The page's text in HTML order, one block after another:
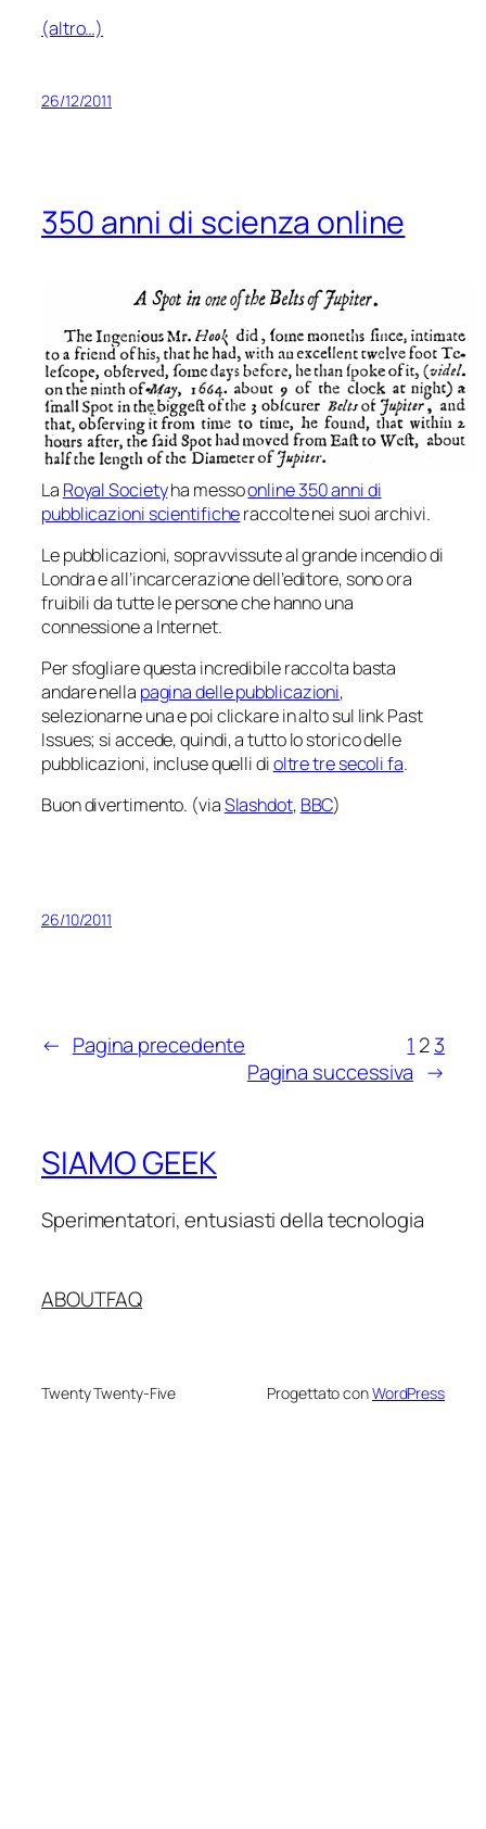
(altro…)
26/12/2011
350 anni di scienza online
La Royal Societyha messoonline 350 anni di
pubblicazioni scientificheraccolte nei suoi archivi.
Le pubblicazioni, sopravvissute al grande incendio di
Londra e all’incarcerazione dell’editore, sono ora
fruibili da tutte le persone che hanno una
connessione a Internet.
Per sfogliare questa incredibile raccolta basta
andare nella pagina delle pubblicazioni,
selezionarne una e poi clickare in alto sul linkPast
Issues; si accede, quindi, a tutto lo storico delle
pubblicazioni, incluse quelli dioltre tre secoli fa.
Buon divertimento. (viaSlashdot, BBC)
26/10/2011
← Pagina precedente 1 23
Pagina successiva →
SIAMO GEEK
Sperimentatori, entusiasti della tecnologia
ABOUTFAQ
Twenty Twenty-Five Progettato conWordPress